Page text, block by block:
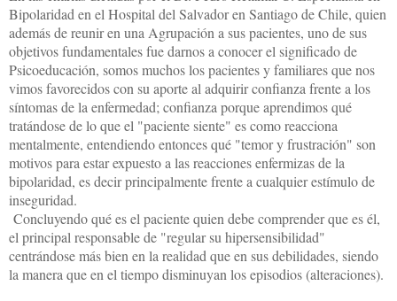
Bipolaridad en el Hospital del Salvador en Santiago de Chile, quien
además de reunir en una Agrupación a sus pacientes, uno de sus
objetivos fundamentales fue darnos a conocer el significado de
Psicoeducación, somos muchos los pacientes y familiares que nos
vimos favorecidos con su aporte al adquirir confianza frente a los
síntomas de la enfermedad; confianza porque aprendimos qué
tratándose de lo que el "paciente siente" es como reacciona
mentalmente, entendiendo entonces qué "temor y frustración" son
motivos para estar expuesto a las reacciones enfermizas de la
bipolaridad, es decir principalmente frente a cualquier estímulo de
inseguridad.
Concluyendo qué es el paciente quien debe comprender que es él,
el principal responsable de "regular su hipersensibilidad"
centrándose más bien en la realidad que en sus debilidades, siendo
la manera que en el tiempo disminuyan los episodios (alteraciones).